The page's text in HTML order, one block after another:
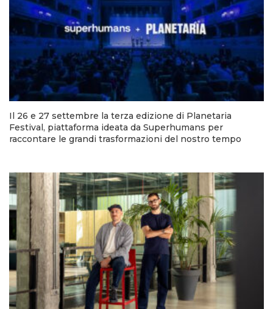
Il 26 e 27 settembre la terza edizione di Planetaria
Festival, piattaforma ideata da Superhumans per
raccontare le grandi trasformazioni del nostro tempo